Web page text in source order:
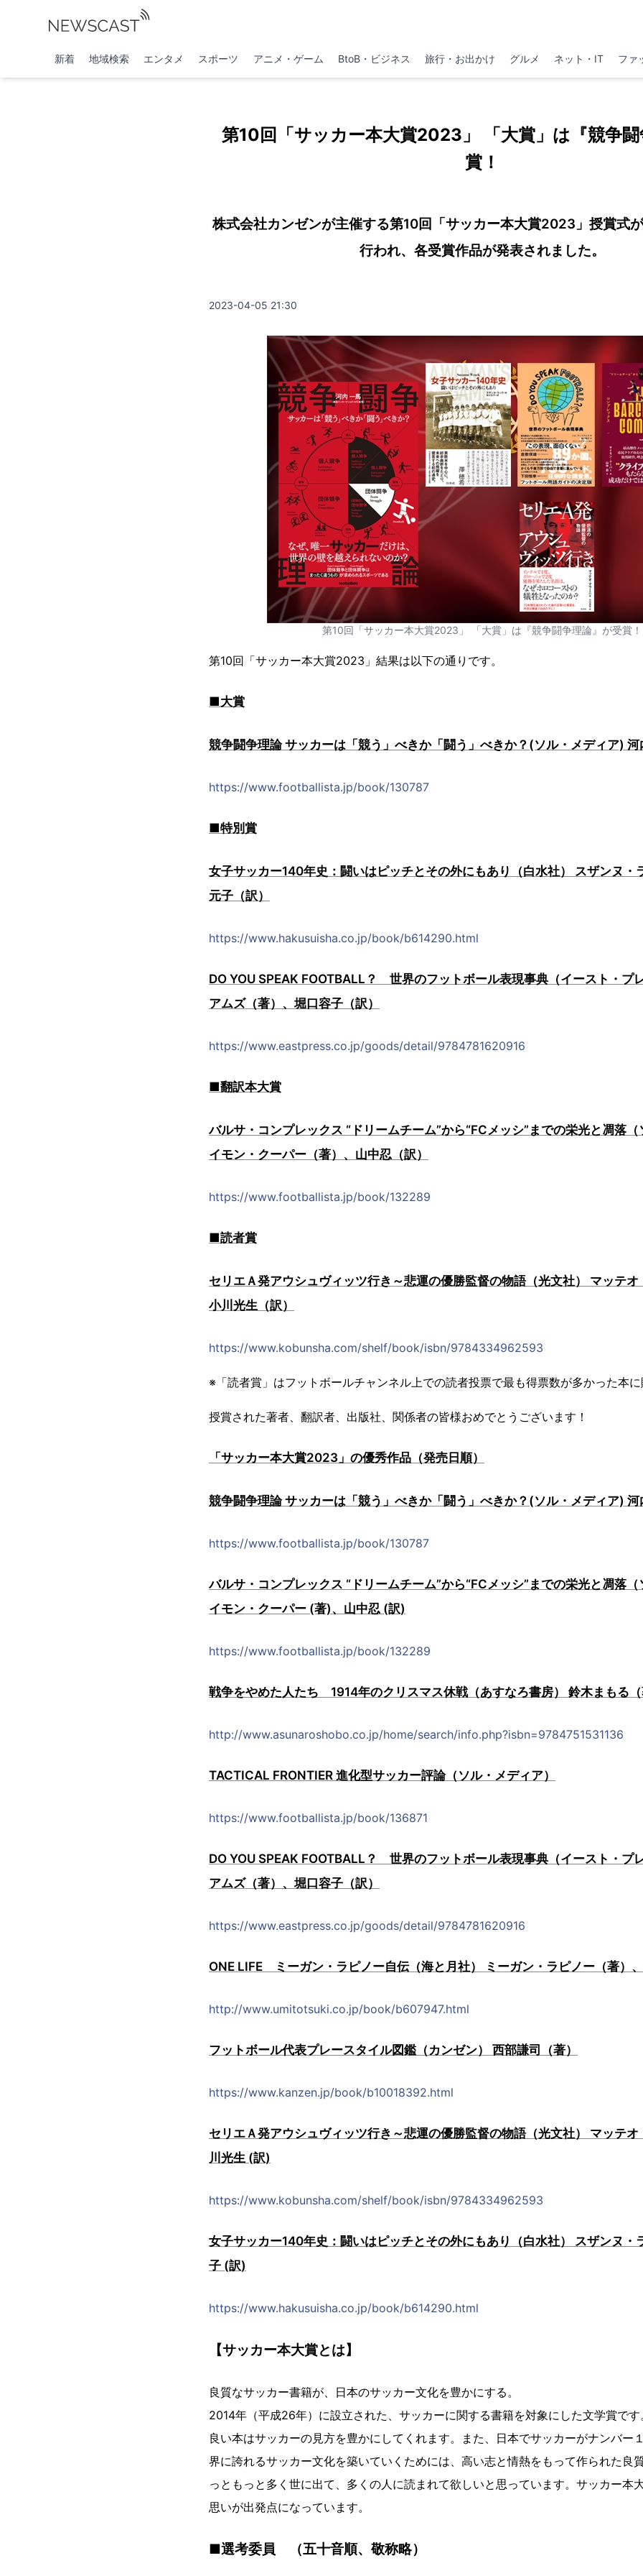
新着 地域検索 エンタメ スポーツ アニメ・ゲーム BtoB・ビジネス 旅行・お出かけ グルメ ネット・IT ファ
第10回「サッカー本大賞2023」 「大賞」は『競争
賞！
株式会社カンゼンが主催する第10回「サッカー本大賞2023」授賞式
行われ、各受賞作品が発表されました。
2023-04-05 21:30
第10回「サッカー本大賞2023」 「大賞」は『競争闘争理論』が受賞！
第10回「サッカー本大賞2023」結果は以下の通りです。
■大賞
競争闘争理論 サッカーは「競う」べきか「闘う」べきか？(ソル・メディア) 河
https://www.footballista.jp/book/130787
■特別賞
女子サッカー140年史：闘いはピッチとその外にもあり（白水社） スザンヌ・
元子（訳）
https://www.hakusuisha.co.jp/book/b614290.html
DO YOU SPEAK FOOTBALL？ 世界のフットボール表現事典（イースト・プ
アムズ（著）、堀口容子（訳）
https://www.eastpress.co.jp/goods/detail/9784781620916
■翻訳本大賞
バルサ・コンプレックス “ドリームチーム”から“FCメッシ”までの栄光と凋落
イモン・クーパー（著）、山中忍（訳）
https://www.footballista.jp/book/132289
■読者賞
セリエＡ発アウシュヴィッツ行き～悲運の優勝監督の物語（光文社） マッテオ
小川光生（訳）
https://www.kobunsha.com/shelf/book/isbn/9784334962593
※「読者賞」はフットボールチャンネル上での読者投票で最も得票数が多かった本に
授賞された著者、翻訳者、出版社、関係者の皆様おめでとうございます！
「サッカー本大賞2023」の優秀作品（発売日順）
競争闘争理論 サッカーは「競う」べきか「闘う」べきか？(ソル・メディア) 河
https://www.footballista.jp/book/130787
バルサ・コンプレックス “ドリームチーム”から“FCメッシ”までの栄光と凋落
イモン・クーパー (著)、山中忍 (訳)
https://www.footballista.jp/book/132289
戦争をやめた人たち 1914年のクリスマス休戦（あすなろ書房） 鈴木まもる（
http://www.asunaroshobo.co.jp/home/search/info.php?isbn=9784751531136
TACTICAL FRONTIER 進化型サッカー評論（ソル・メディア）
https://www.footballista.jp/book/136871
DO YOU SPEAK FOOTBALL？ 世界のフットボール表現事典（イースト・プ
アムズ（著）、堀口容子（訳）
https://www.eastpress.co.jp/goods/detail/9784781620916
ONE LIFE ミーガン・ラピノー自伝（海と月社） ミーガン・ラピノー（著）、
http://www.umitotsuki.co.jp/book/b607947.html
フットボール代表プレースタイル図鑑（カンゼン） 西部謙司（著）
https://www.kanzen.jp/book/b10018392.html
セリエＡ発アウシュヴィッツ行き～悲運の優勝監督の物語（光文社） マッテ
川光生 (訳)
https://www.kobunsha.com/shelf/book/isbn/9784334962593
女子サッカー140年史：闘いはピッチとその外にもあり（白水社） スザンヌ・
子 (訳)
https://www.hakusuisha.co.jp/book/b614290.html
【サッカー本大賞とは】
良質なサッカー書籍が、日本のサッカー文化を豊かにする。
2014年（平成26年）に設立された、サッカーに関する書籍を対象にした文学賞です
良い本はサッカーの見方を豊かにしてくれます。また、日本でサッカーがナンバー
界に誇れるサッカー文化を築いていくためには、高い志と情熱をもって作られた良
っともっと多く世に出て、多くの人に読まれて欲しいと思っています。サッカー本
思いが出発点になっています。
■選考委員 （五十音順、敬称略）